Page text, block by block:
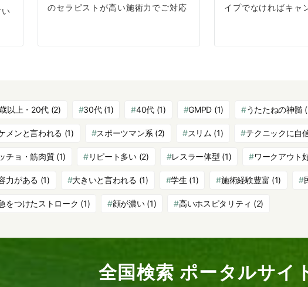
のセラピストが高い施術力でご対応
イプでなければキャ
以上・20代 (2) 30代(1) 40代(1) GMPD (1) うたたねの神髄
メンと言われる (1) スポーツマン系 (2) スリム (1) テクニックに自
チョ・筋肉質(1) リピート多い(2) レスラー体型 (1) ワークアウト
力がある (1) 大きいと言われる (1) 学生 (1) 施術経験豊富 (1)
をつけたストローク (1) 顔が濃い(1) 高いホスピタリティ (2)
全国検索 ポータルサイ